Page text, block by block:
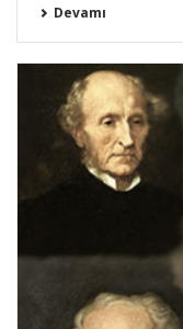
Devamı